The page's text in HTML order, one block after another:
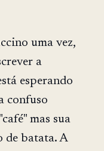
uma vez,
a
esperando
confuso
mas sua
de batata. A